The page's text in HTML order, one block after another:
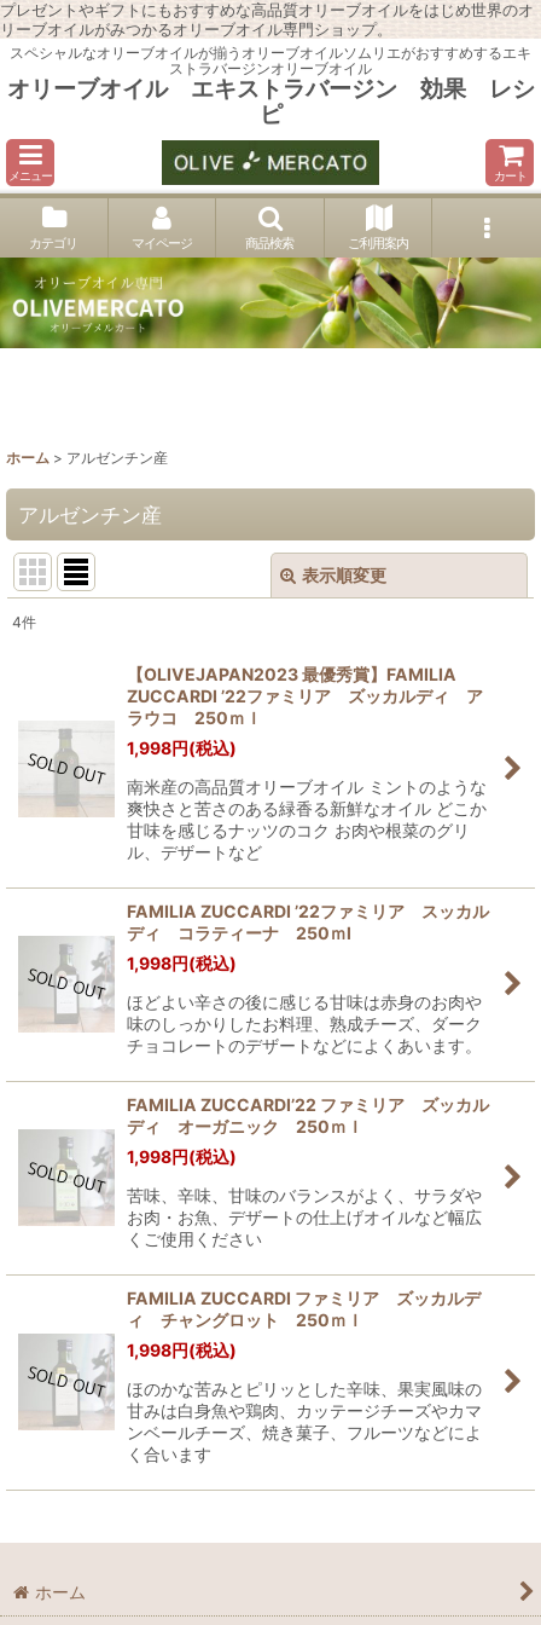
プレゼントやギフトにもおすすめな高品質オリーブオイルをはじめ世界のオ
リーブオイルがみつかるオリーブオイル専門ショップ。
スペシャルなオリーブオイルが揃うオリーブオイルソムリエがおすすめするエキ
ストラバージンオリーブオイル
オリーブオイル エキストラバージン 効果 レシ
ピ
メニュー カート
カテゴリ マイページ 商品検索 ご利用案内
ホーム > アルゼンチン産
アルゼンチン産
表示順変更
絞り込む
4件
【OLIVEJAPAN2023 最優秀賞】FAMILIA
ZUCCARDI ’22ファミリア ズッカルディ ア
ラウコ 250ｍｌ
1,998円(税込)
南米産の高品質オリーブオイル ミントのような
爽快さと苦さのある緑香る新鮮なオイル どこか
甘味を感じるナッツのコク お肉や根菜のグリ
ル、デザートなど
FAMILIA ZUCCARDI ’22ファミリア スッカル
ディ コラティーナ 250ｍl
1,998円(税込)
ほどよい辛さの後に感じる甘味は赤身のお肉や
味のしっかりしたお料理、熟成チーズ、ダーク
チョコレートのデザートなどによくあいます。
FAMILIA ZUCCARDI’22 ファミリア ズッカル
ディ オーガニック 250ｍｌ
1,998円(税込)
苦味、辛味、甘味のバランスがよく、サラダや
お肉・お魚、デザートの仕上げオイルなど幅広
くご使用ください
FAMILIA ZUCCARDI ファミリア ズッカルデ
ィ チャングロット 250ｍｌ
1,998円(税込)
ほのかな苦みとピリッとした辛味、果実風味の
甘みは白身魚や鶏肉、カッテージチーズやカマ
ンベールチーズ、焼き菓子、フルーツなどによ
く合います
ホーム